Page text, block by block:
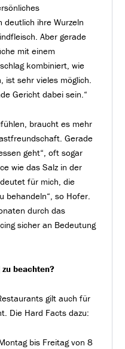
deutlich ihre Wurzeln
Aber gerade
mit einem
kombiniert, wie
ist sehr vieles möglich.
Gericht dabei sein.“
braucht es mehr
Gerade
geht“, oft sogar
wie das Salz in der
für mich, die
behandeln“, so Hofer.
durch das
sicher an Bedeutung
beachten?
gilt auch für
Die Hard Facts dazu:
bis Freitag von 8